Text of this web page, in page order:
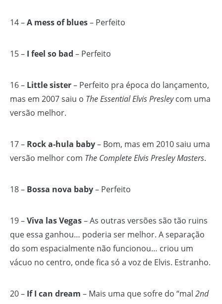
14 –A mess of blues– Perfeito
15 – I feel so bad – Perfeito
16 – Little sister– Perfeito pra época do lançamento,
mas em 2007 saiu o The Essential Elvis Presleycom uma
versão melhor.
17 – Rock a-hula baby– Bom, mas em 2010 saiu uma
versão melhor com The Complete Elvis Presley Masters.
18 – Bossa nova baby– Perfeito
19 –Viva las Vegas– As outras versões são tão ruins
que essa ganhou… poderia ser melhor. A separação
do som espacialmente não funcionou… criou um
vácuo no centro, onde fica só a voz de Elvis. Estranho.
20 – If I can dream – Mais uma que sofre do “mal 2nd